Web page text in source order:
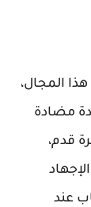
المجال،
مضادة
على 54 لاعب كرة قدم،
عند